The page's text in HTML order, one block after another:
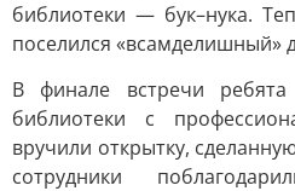
библиотеки — бук–нука.
поселился «всамделишный»
В финале встречи ребята
библиотеки с
вручили открытку,
сотрудники